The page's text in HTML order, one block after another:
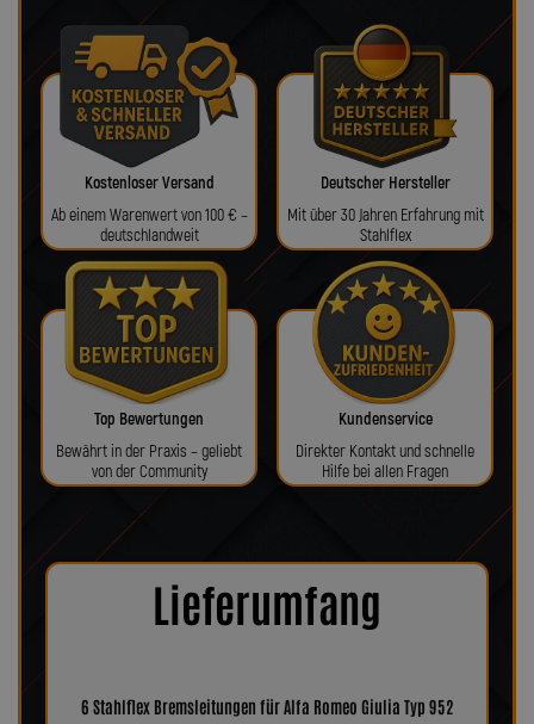
Kostenloser Versand
Ab einem Warenwert von 100 € –
deutschlandweit
Deutscher Hersteller
Mit über 30 Jahren Erfahrung mit
Stahlflex
Top Bewertungen
Bewährt in der Praxis – geliebt
von der Community
Kundenservice
Direkter Kontakt und schnelle
Hilfe bei allen Fragen
Lieferumfang
6 Stahlflex Bremsleitungen für Alfa Romeo Giulia Typ 952